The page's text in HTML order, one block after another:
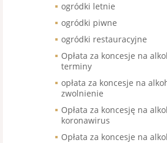
ogródki letnie
ogródki piwne
ogródki restauracyjne
Opłata za koncesje na
terminy
opłata za koncesje na
zwolnienie
Opłata za koncesję na
koronawirus
Opłata za koncesje na